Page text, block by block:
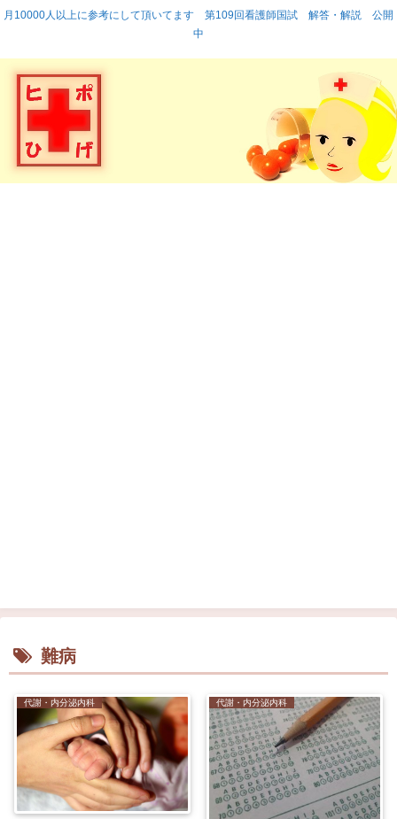
月10000人以上に参考にして頂いてます 第109回看護師国試 解答・解説 公開
中
難病
代謝・内分泌内科 代謝・内分泌内科